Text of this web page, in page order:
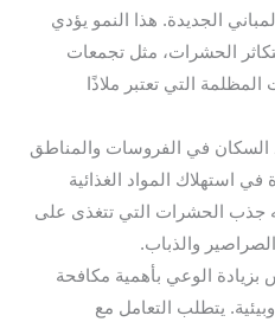
الجديدة. هذا النمو يؤدي
الحشرات، مثل تجمعات
المظلمة التي تعتبر ملاذًا
السكان في الفروسات والمناطق
في استهلاك المواد الغذائية
جذب الحشرات التي تتغذى على
والذباب.
بزيادة الوعي بأهمية مكافحة
يتطلب التعامل مع